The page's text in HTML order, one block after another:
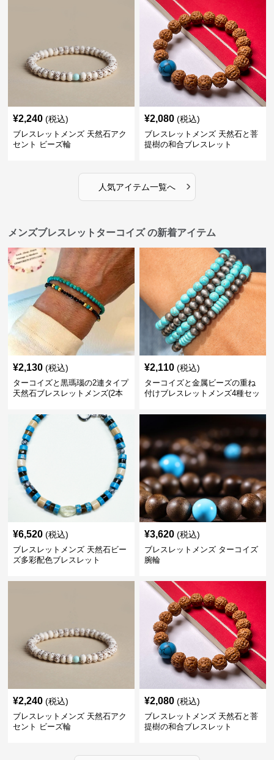
¥2,240 (税込)
ブレスレットメンズ 天然石アク
セント ビーズ輪
¥2,080 (税込)
ブレスレットメンズ 天然石と菩
提樹の和合ブレスレット
人気アイテム一覧へ ›
メンズブレスレットターコイズ の新着アイテム
¥2,130 (税込)
ターコイズと黒瑪瑙の2連タイプ
天然石ブレスレットメンズ(2本
¥2,110 (税込)
ターコイズと金属ビーズの重ね
付けブレスレットメンズ4種セッ
¥6,520 (税込)
ブレスレットメンズ 天然石ビー
ズ多彩配色ブレスレット
¥3,620 (税込)
ブレスレットメンズ ターコイズ
腕輪
¥2,240 (税込)
ブレスレットメンズ 天然石アク
セント ビーズ輪
¥2,080 (税込)
ブレスレットメンズ 天然石と菩
提樹の和合ブレスレット